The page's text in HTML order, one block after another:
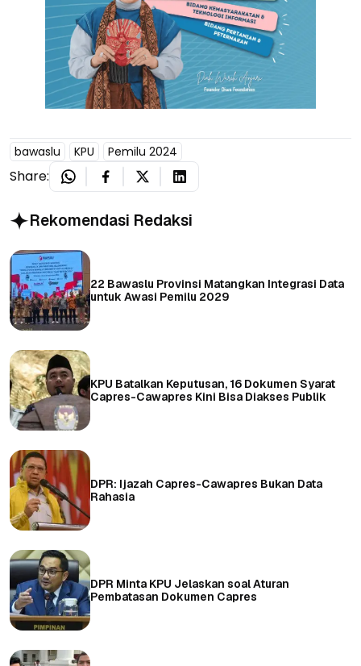
bawaslu KPU Pemilu 2024
Share:
Rekomendasi Redaksi
22 Bawaslu Provinsi Matangkan Integrasi Data
untuk Awasi Pemilu 2029
KPU Batalkan Keputusan, 16 Dokumen Syarat
Capres-Cawapres Kini Bisa Diakses Publik
DPR: Ijazah Capres-Cawapres Bukan Data
Rahasia
DPR Minta KPU Jelaskan soal Aturan
Pembatasan Dokumen Capres